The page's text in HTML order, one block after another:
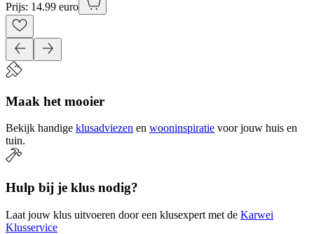
Prijs: 14.99 euro
Maak het mooier
Bekijk handige klusadviezen en wooninspiratie voor jouw huis en
tuin.
Hulp bij je klus nodig?
Laat jouw klus uitvoeren door een klusexpert met de Karwei
Klusservice